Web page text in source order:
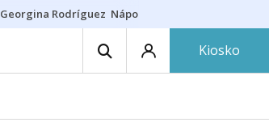
Georgina Rodríguez Nápoles - Osasuna
Kiosko